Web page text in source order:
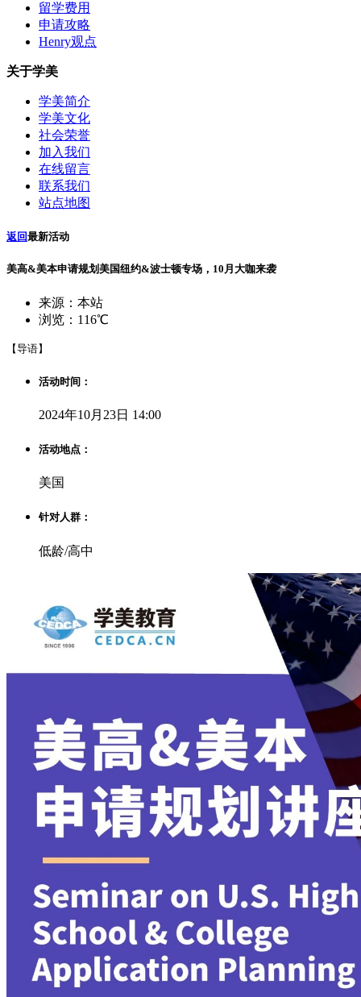
留学费用
申请攻略
Henry观点
关于学美
学美简介
学美文化
社会荣誉
加入我们
在线留言
联系我们
站点地图
返回最新活动
美高&美本申请规划美国纽约&波士顿专场，10月大咖来袭
来源：本站
浏览：116℃
【导语】
活动时间：
2024年10月23日 14:00
活动地点：
美国
针对人群：
低龄/高中